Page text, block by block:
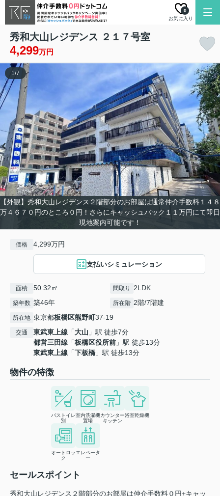
お気に入り
0
秀和大山レジデンス ２１７号室
4,299万円
【外観】秀和大山レジデンス２階部分のお部屋は通常仲介手数料１４８
万４６７０円のところ０円！さらにキャッシュバック１１万円にて即日
現地案内可能です！
1/7
価格 4,299万円
支払いシミュレーション
面積 50.32㎡ 間取り 2LDK
築年数 築46年 所在階 2階/7階建
所在地 東京都板橋区熊野町37-19
交通 東武東上線 「大山 」駅 徒歩7分
都営三田線 「板橋区役所前 」駅 徒歩13分
東武東上線 「下板橋 」駅 徒歩13分
物件の特徴
バストイレ
別
室内洗濯機
置場
カウンター
キッチン
浴室乾燥機
オートロッ
ク
エレベータ
ー
セールスポイント
秀和大山レジデンス２階部分のお部屋は仲介手数料０円+キャッ